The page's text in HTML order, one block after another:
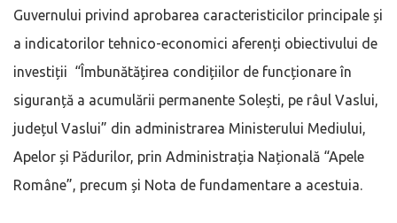
Guvernului privind aprobarea caracteristicilor principale și
a indicatorilor tehnico-economici aferenți obiectivului de
investiții “Îmbunătățirea condițiilor de funcționare în
siguranță a acumulării permanente Solești, pe râul Vaslui,
județul Vaslui” din administrarea Ministerului Mediului,
Apelor și Pădurilor, prin Administrația Națională “Apele
Române”, precum și Nota de fundamentare a acestuia.